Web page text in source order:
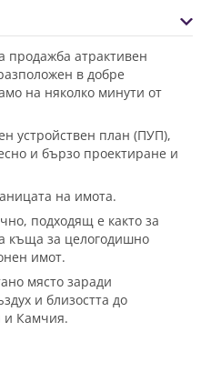
атрактивен
в добре
на няколко минути от
устройствен план (ПУП),
и бързо проектиране и
на имота.
подходящ е както за
къща за целогодишно
имот.
място заради
и близостта до
и Камчия.